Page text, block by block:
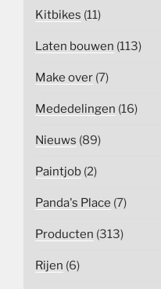
Kitbikes (11)
Laten bouwen (113)
Make over (7)
Mededelingen (16)
Nieuws (89)
Paintjob (2)
Panda's Place (7)
Producten (313)
Rijen (6)